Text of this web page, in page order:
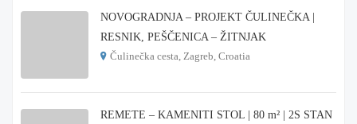
NOVOGRADNJA – PROJEKT ČULINEČKA |
RESNIK, PEŠČENICA – ŽITNJAK
Čulinečka cesta, Zagreb, Croatia
REMETE – KAMENITI STOL | 80 m² | 2S STAN